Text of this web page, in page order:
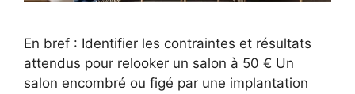
En bref : Identifier les contraintes et résultats
attendus pour relooker un salon à 50 € Un
salon encombré ou figé par une implantation